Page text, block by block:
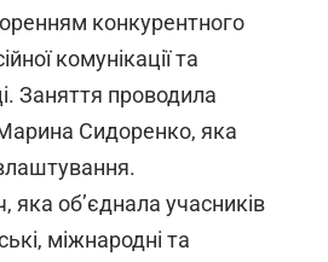
конкурентного
комунікації та
Заняття проводила
Сидоренко, яка
об’єднала учасників
міжнародні та